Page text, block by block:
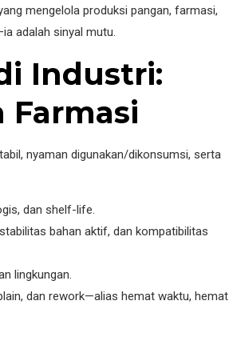
mengelola produksi pangan, farmasi,
adalah sinyal mutu.
Industri:
nyaman digunakan/dikonsumsi, serta
dan shelf-life.
bahan aktif, dan kompatibilitas
lingkungan.
dan rework—alias hemat waktu, hemat